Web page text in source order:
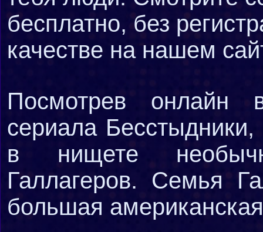
бесплатно, без
качестве на нашем
Посмотрев онлайн
сериала
в нищете
Галлагеров. Семья
большая